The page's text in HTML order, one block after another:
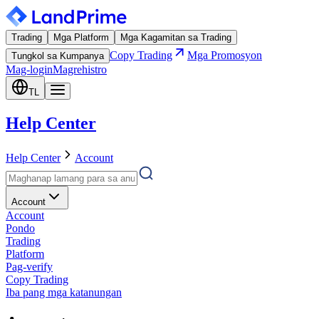
Trading Mga Platform
Mga Kagamitan sa Trading
Tungkol sa Kumpanya Copy Trading
Mga Promosyon
Mag-loginMagrehistro
TL
Help Center
Help Center Account
Account
Account
Pondo
Trading
Platform
Pag-verify
Copy Trading
Iba pang mga katanungan